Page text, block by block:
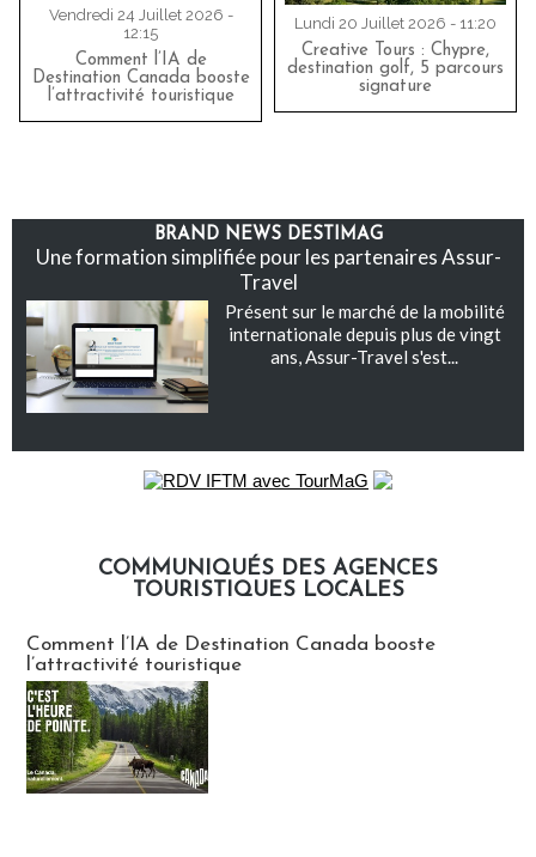
Vendredi 24 Juillet 2026 -
12:15
Comment l’IA de
Destination Canada booste
l’attractivité touristique
Lundi 20 Juillet 2026 - 11:20
Creative Tours : Chypre,
destination golf, 5 parcours
signature
BRAND NEWS DESTIMAG
Une formation simplifiée pour les partenaires Assur-
Travel
Présent sur le marché de la mobilité
internationale depuis plus de vingt
ans, Assur-Travel s'est...
COMMUNIQUÉS DES AGENCES
TOURISTIQUES LOCALES
Comment l’IA de Destination Canada booste
l’attractivité touristique